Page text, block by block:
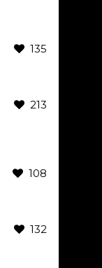
135
213
108
132